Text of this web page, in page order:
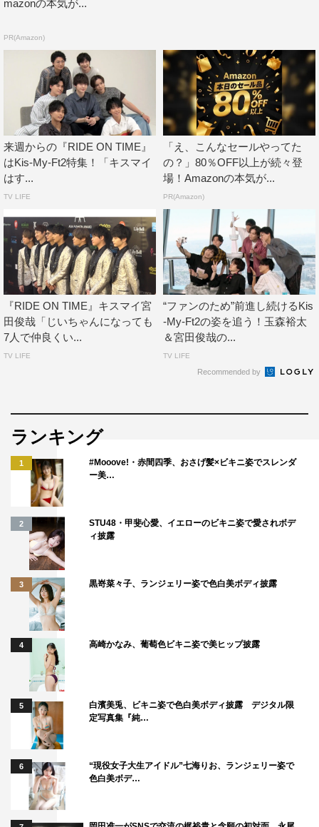
という異色のユニットを組み、知名度を上げてきた。決し
思い、ここまで歩んできたのか？北山いわく「何でもない
7人」が次に見据える未来はどんな景色なのか。7人のリア
ルを描き出す。
『連続ドキュメンタリー RIDE ON TIME』
フジテレビ（関東ローカル）
毎週（金）深0時55分～1時25分
テーマ：「Kis-My-Ft2～10年目への飛躍～」
Kis-My-Ft2（北山宏光、千賀健永、宮田俊哉、横尾渉、藤
ヶ谷太輔、玉森裕太、二階堂高嗣）
ナレーション：風間俊介
メインテーマ：山下達郎『RIDE ON TIME（2018 NEW
VOCAL VERSION）』
番組公式HP： https://www.fujitv.co.jp/RIDEONTIME/
©フジテレビ
Kis-My-Ft2
千賀健永 宮田俊哉 横尾渉
玉森裕太
mazonの本気が...
PR(Amazon)
来週からの『RIDE ON TIME』
はKis-My-Ft2特集！「キスマイ
はす...
TV LIFE
「え、こんなセールやってた
の？」80％OFF以上が続々登
場！Amazonの本気が...
PR(Amazon)
『RIDE ON TIME』キスマイ宮
田俊哉「じいちゃんになっても
7人で仲良くい...
TV LIFE
“ファンのため”前進し続けるKis
-My-Ft2の姿を追う！玉森裕太
＆宮田俊哉の...
TV LIFE
Recommended by
ランキング
1
#Mooove!・赤間四季、おさげ髪×ビキニ姿でスレンダ
ー美…
2
STU48・甲斐心愛、イエローのビキニ姿で愛されボデ
ィ披露
3 黒嵜菜々子、ランジェリー姿で色白美ボディ披露
4 高崎かなみ、葡萄色ビキニ姿で美ヒップ披露
5
白濱美兎、ビキニ姿で色白美ボディ披露 デジタル限
定写真集『純…
6
“現役女子大生アイドル”七海りお、ランジェリー姿で
色白美ボデ…